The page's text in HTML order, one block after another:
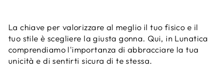
La chiave per valorizzare al meglio il tuo fisico e il
tuo stile è scegliere la giusta gonna. Qui, in Lunatica
comprendiamo l'importanza di abbracciare la tua
unicità e di sentirti sicura di te stessa.